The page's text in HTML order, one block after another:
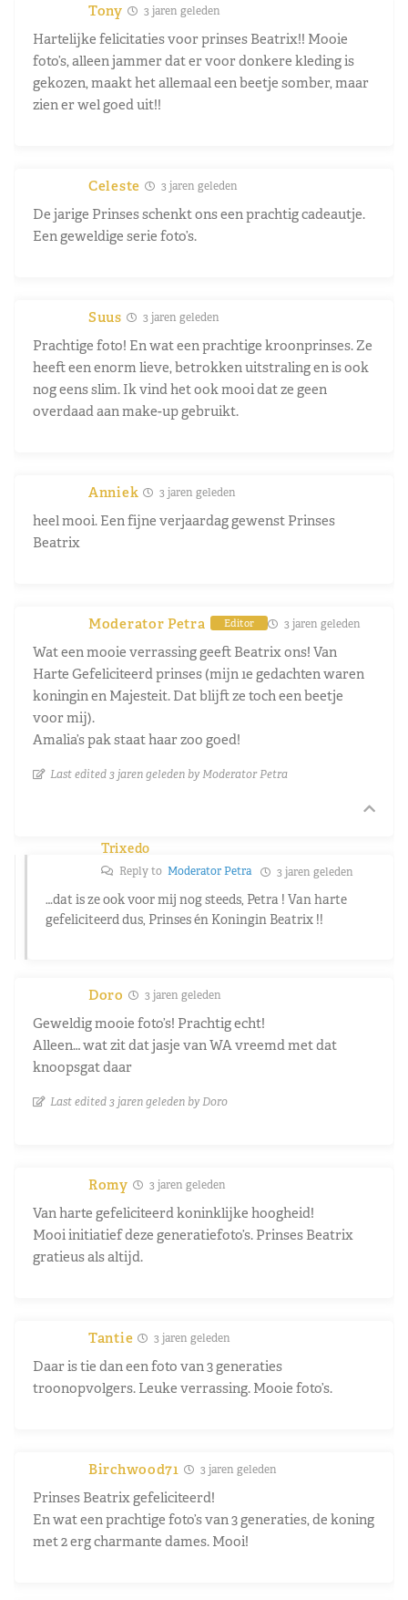
Tony 3 jaren geleden
Hartelijke felicitaties voor prinses Beatrix!! Mooie
foto’s, alleen jammer dat er voor donkere kleding is
gekozen, maakt het allemaal een beetje somber, maar
zien er wel goed uit!!
Celeste 3 jaren geleden
De jarige Prinses schenkt ons een prachtig cadeautje.
Een geweldige serie foto’s.
Suus 3 jaren geleden
Prachtige foto! En wat een prachtige kroonprinses. Ze
heeft een enorm lieve, betrokken uitstraling en is ook
nog eens slim. Ik vind het ook mooi dat ze geen
overdaad aan make-up gebruikt.
Anniek 3 jaren geleden
heel mooi. Een fijne verjaardag gewenst Prinses
Beatrix
Moderator Petra Editor 3 jaren geleden
Wat een mooie verrassing geeft Beatrix ons! Van
Harte Gefeliciteerd prinses (mijn 1e gedachten waren
koningin en Majesteit. Dat blijft ze toch een beetje
voor mij).
Amalia’s pak staat haar zoo goed!
Last edited 3 jaren geleden by Moderator Petra
Trixedo
Reply to Moderator Petra 3 jaren geleden
…dat is ze ook voor mij nog steeds, Petra ! Van harte
gefeliciteerd dus, Prinses én Koningin Beatrix !!
Doro 3 jaren geleden
Geweldig mooie foto’s! Prachtig echt!
Alleen… wat zit dat jasje van WA vreemd met dat
knoopsgat daar
Last edited 3 jaren geleden by Doro
Romy 3 jaren geleden
Van harte gefeliciteerd koninklijke hoogheid!
Mooi initiatief deze generatiefoto’s. Prinses Beatrix
gratieus als altijd.
Tantie 3 jaren geleden
Daar is tie dan een foto van 3 generaties
troonopvolgers. Leuke verrassing. Mooie foto’s.
Birchwood71 3 jaren geleden
Prinses Beatrix gefeliciteerd!
En wat een prachtige foto’s van 3 generaties, de koning
met 2 erg charmante dames. Mooi!